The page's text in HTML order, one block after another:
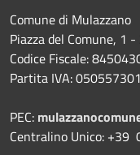
Comune di Mulazzano
Piazza del Comune, 1
Codice Fiscale:
Partita IVA:
PEC:
Centralino Unico: +39